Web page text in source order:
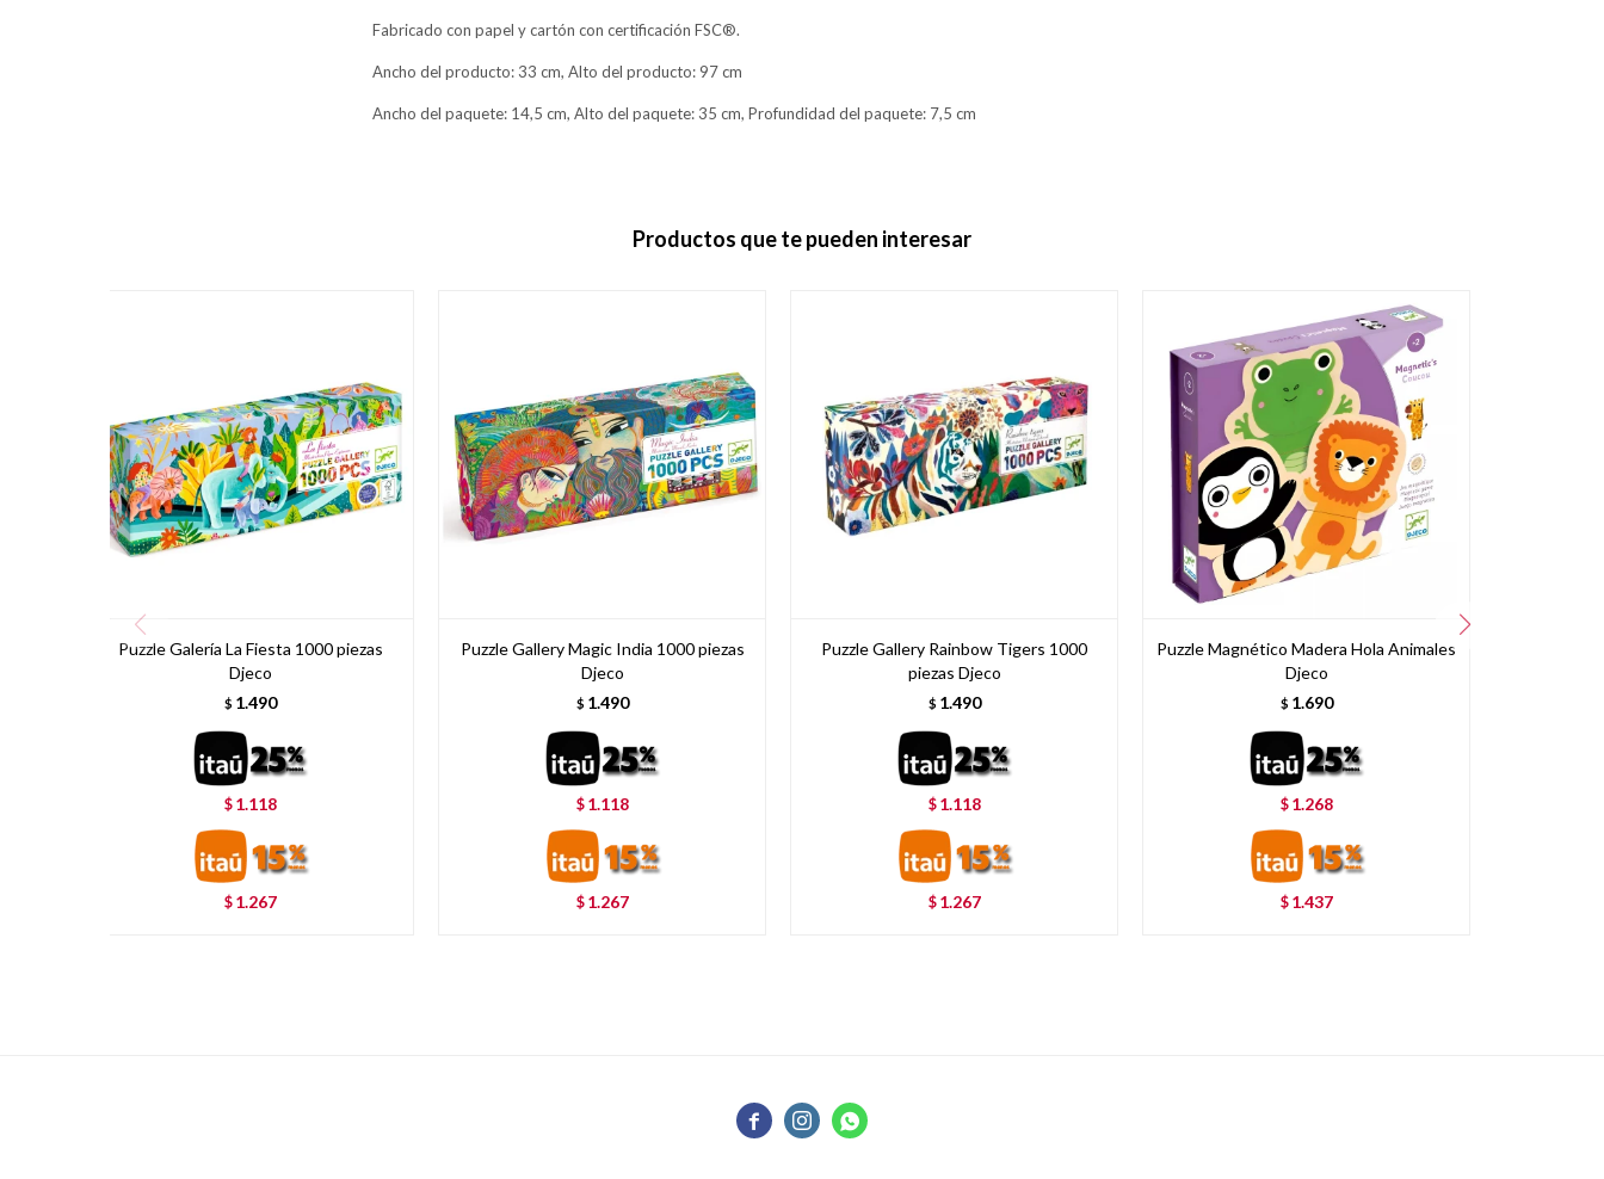
Fabricado con papel y cartón con certificación FSC®.
Ancho del producto: 33 cm, Alto del producto: 97 cm
Ancho del paquete: 14,5 cm, Alto del paquete: 35 cm, Profundidad del paquete: 7,5 cm
Productos que te pueden interesar
Puzzle Galería La Fiesta 1000 piezas
Djeco
$ 1.490
$ 1.118
$ 1.267
Puzzle Gallery Magic India 1000 piezas
Djeco
$ 1.490
$ 1.118
$ 1.267
Puzzle Gallery Rainbow Tigers 1000
piezas Djeco
$ 1.490
$ 1.118
$ 1.267
Puzzle Magnético Madera Hola Animales
Djeco
$ 1.690
$ 1.268
$ 1.437
  